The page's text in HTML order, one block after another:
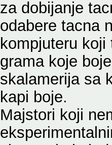
za dobijanje
odabere tacna
kompjuteru
grama koje
skalamerija sa
kapi boje.
Majstori koji